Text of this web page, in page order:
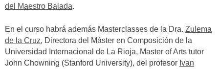
del Maestro Balada.
En el curso habrá además Masterclasses de la Dra. Zulema
de la Cruz, Directora del Máster en Composición de la
Universidad Internacional de La Rioja, Master of Arts tutor
John Chowning (Stanford University), del profesor Ivan